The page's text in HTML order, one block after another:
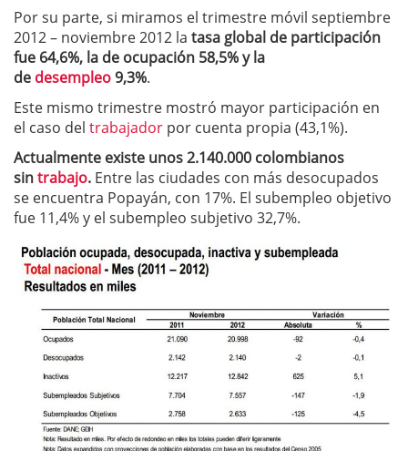
Por su parte, si miramos el trimestre móvil septiembre
2012 – noviembre 2012 la tasa global de participación
fue 64,6%, la de ocupación 58,5% y la
de desempleo9,3%.
Este mismo trimestre mostró mayor participación en
el caso del trabajador por cuenta propia (43,1%).
Actualmente existe unos 2.140.000 colombianos
sintrabajo. Entre las ciudades con más desocupados
se encuentra Popayán, con 17%. El subempleo objetivo
fue 11,4% y el subempleo subjetivo 32,7%.